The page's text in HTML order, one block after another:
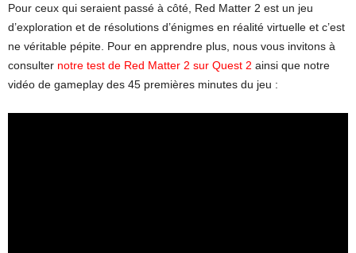
Pour ceux qui seraient passé à côté, Red Matter 2 est un jeu
d’exploration et de résolutions d’énigmes en réalité virtuelle et c’est
ne véritable pépite. Pour en apprendre plus, nous vous invitons à
consulter notre test de Red Matter 2 sur Quest 2 ainsi que notre
vidéo de gameplay des 45 premières minutes du jeu :